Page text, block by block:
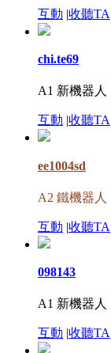
互動 |收聽TA
chi.te69
A1 新機器人
互動 |收聽TA
ee1004sd
A2 鐵機器人
互動 |收聽TA
098143
A1 新機器人
互動 |收聽TA